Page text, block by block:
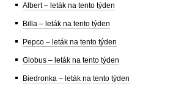
Albert – leták na tento týden
Billa – leták na tento týden
Pepco – leták na tento týden
Globus – leták na tento týden
Biedronka – leták na tento týden